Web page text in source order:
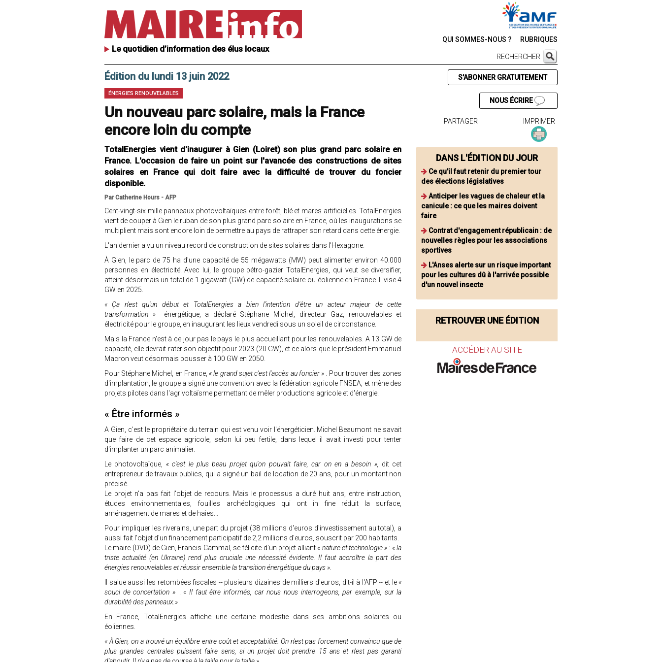
Le quotidien d’information des élus locaux
QUI SOMMES-NOUS ? RUBRIQUES
RECHERCHER
Édition du lundi 13 juin 2022
ÉNERGIES RENOUVELABLES
Un nouveau parc solaire, mais la France
encore loin du compte
TotalEnergies vient d'inaugurer à Gien (Loiret) son plus grand parc solaire en
France. L'occasion de faire un point sur l'avancée des constructions de sites
solaires en France qui doit faire avec la difficulté de trouver du foncier
disponible.
Par Catherine Hours - AFP
Cent-vingt-six mille panneaux photovoltaïques entre forêt, blé et mares artificielles. TotalEnergies
vient de couper à Gien le ruban de son plus grand parc solaire en France, où les inaugurations se
multiplient mais sont encore loin de permettre au pays de rattraper son retard dans cette énergie.
L'an dernier a vu un niveau record de construction de sites solaires dans l'Hexagone.
À Gien, le parc de 75 ha d'une capacité de 55 mégawatts (MW) peut alimenter environ 40.000
personnes en électricité. Avec lui, le groupe pétro-gazier TotalEnergies, qui veut se diversifier,
atteint désormais un total de 1 gigawatt (GW) de capacité solaire ou éolienne en France. Il vise 4
GW en 2025.
« Ça n'est qu'un début et TotalEnergies a bien l'intention d'être un acteur majeur de cette
transformation »
énergétique, a déclaré Stéphane Michel, directeur Gaz, renouvelables et
électricité pour le groupe, en inaugurant les lieux vendredi sous un soleil de circonstance.
Mais la France n'est à ce jour pas le pays le plus accueillant pour les renouvelables. A 13 GW de
capacité, elle devrait rater son objectif pour 2023 (20 GW), et ce alors que le président Emmanuel
Macron veut désormais pousser à 100 GW en 2050.
Pour Stéphane Michel, en France, « le grand sujet c'est l'accès au foncier »
. Pour trouver des zones
d'implantation, le groupe a signé une convention avec la fédération agricole FNSEA, et mène des
projets pilotes dans l'agrivoltaïsme permettant de mêler productions agricole et d'énergie.
« Être informés »
A Gien, c'est le propriétaire du terrain qui est venu voir l'énergéticien. Michel Beaumont ne savait
que faire de cet espace agricole, selon lui peu fertile, dans lequel il avait investi pour tenter
d'implanter un parc animalier.
Le photovoltaïque, « c'est le plus beau projet qu'on pouvait faire, car on en a besoin »,
dit cet
entrepreneur de travaux publics, qui a signé un bail de location de 20 ans, pour un montant non
précisé.
Le projet n'a pas fait l'objet de recours. Mais le processus a duré huit ans, entre instruction,
études environnementales, fouilles archéologiques qui ont in fine réduit la surface,
aménagement de mares et de haies...
Pour impliquer les riverains, une part du projet (38 millions d'euros d'investissement au total), a
aussi fait l'objet d'un financement participatif de 2,2 millions d'euros, souscrit par 200 habitants.
Le maire (DVD) de Gien, Francis Cammal, se félicite d'un projet alliant « nature et technologie » : « la
triste actualité (en Ukraine) rend plus cruciale une nécessité évidente. Il faut accroître la part des
énergies renouvelables et réussir ensemble la transition énergétique du pays ».
Il salue aussi les retombées fiscales -- plusieurs dizaines de milliers d'euros, dit-il à l'AFP -- et le «
souci de concertation »
« Il faut être informés, car nous nous interrogeons, par exemple, sur la
durabilité des panneaux.»
En France, TotalEnergies affiche une certaine modestie dans ses ambitions solaires ou
éoliennes.
« À Gien, on a trouvé un équilibre entre coût et acceptabilité. On n'est pas forcement convaincu que de
plus grandes centrales puissent faire sens, si un projet doit prendre 15 ans et n'est pas garanti
S'ABONNER GRATUITEMENT
NOUS ÉCRIRE
PARTAGER IMPRIMER
DANS L'ÉDITION DU JOUR
Ce qu'il faut retenir du premier tour
des élections législatives
Anticiper les vagues de chaleur et la
canicule : ce que les maires doivent
faire
Contrat d'engagement républicain : de
nouvelles règles pour les associations
sportives
L'Anses alerte sur un risque important
pour les cultures dû à l'arrivée possible
d'un nouvel insecte
RETROUVER UNE ÉDITION
ACCÉDER AU SITE